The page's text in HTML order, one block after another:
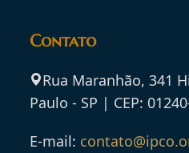
Contato
Rua Maranhão, 341
Paulo - SP | CEP:
E-mail: